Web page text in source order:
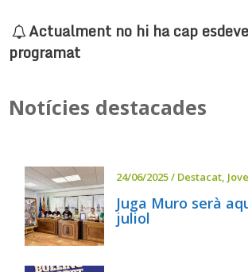
Actualment no hi ha cap
programat
Notícies destacades
24/06/2025/ Destacat,
Juga Muro serà
juliol